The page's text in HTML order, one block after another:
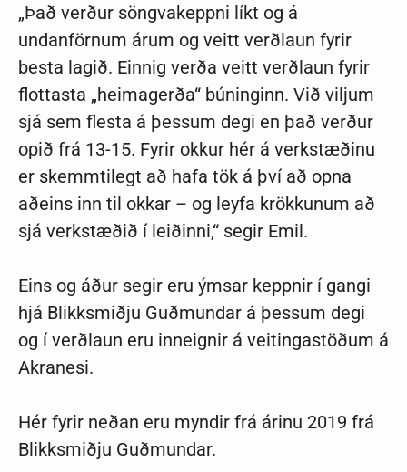
„Það verður söngvakeppni líkt og á
undanförnum árum og veitt verðlaun fyrir
besta lagið. Einnig verða veitt verðlaun fyrir
flottasta „heimagerða“ búninginn. Við viljum
sjá sem flesta á þessum degi en það verður
opið frá 13-15. Fyrir okkur hér á verkstæðinu
er skemmtilegt að hafa tök á því að opna
aðeins inn til okkar – og leyfa krökkunum að
sjá verkstæðið í leiðinni,“ segir Emil.
Eins og áður segir eru ýmsar keppnir í gangi
hjá Blikksmiðju Guðmundar á þessum degi
og í verðlaun eru inneignir á veitingastöðum á
Akranesi.
Hér fyrir neðan eru myndir frá árinu 2019 frá
Blikksmiðju Guðmundar.